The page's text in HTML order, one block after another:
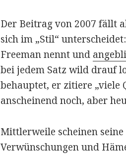
Der Beitrag von 2007 fällt
sich im „Stil“
Freeman nennt und
bei jedem Satz wild drauf
behauptet, er zitiere „viele
anscheinend noch, aber
Mittlerweile scheinen
Verwünschungen und